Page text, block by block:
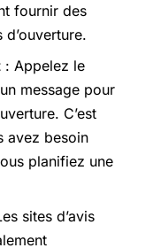
fournir des
: Appelez le
message pour
C’est
avez besoin
planifiez une
sites d’avis